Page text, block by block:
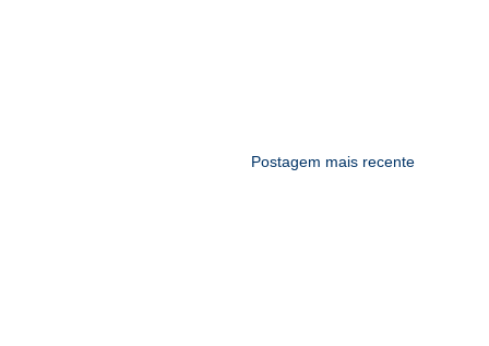
Postagem mais recente